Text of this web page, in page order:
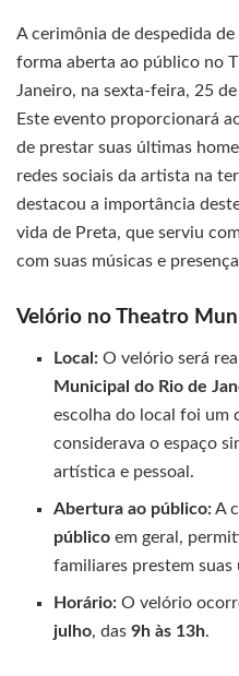
A cerimônia de despedida
forma aberta ao público no
Janeiro, na sexta-feira, 25
Este evento proporcionará
de prestar suas últimas
redes sociais da artista na
destacou a importância
vida de Preta, que serviu
com suas músicas e
Velório no Theatro
Local: O velório será
Municipal do Rio de
escolha do local foi um
considerava o espaço
artística e pessoal.
Abertura ao público:A
público em geral,
familiares prestem suas
Horário: O velório
julho, das9h às 13h.